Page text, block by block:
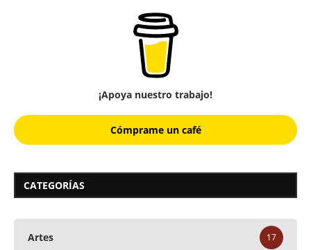
¡Apoya nuestro trabajo!
Cómprame un café
CATEGORÍAS
Artes 17